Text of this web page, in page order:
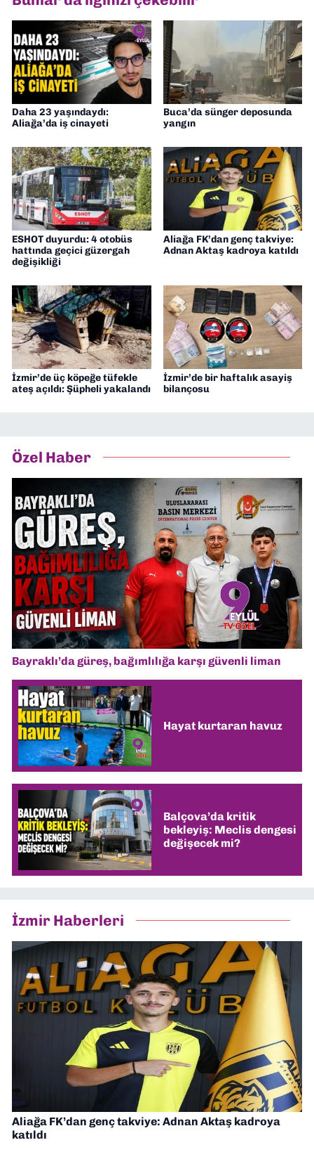
Daha 23 yaşındaydı:
Aliağa’da iş cinayeti
Buca’da sünger deposunda
yangın
ESHOT duyurdu: 4 otobüs
hattında geçici güzergah
değişikliği
Aliağa FK’dan genç takviye:
Adnan Aktaş kadroya katıldı
İzmir’de üç köpeğe tüfekle
ateş açıldı: Şüpheli yakalandı
İzmir’de bir haftalık asayiş
bilançosu
Özel Haber
Bayraklı’da güreş, bağımlılığa karşı güvenli liman
Hayat kurtaran havuz
Balçova’da kritik
bekleyiş: Meclis dengesi
değişecek mi?
İzmir Haberleri
Aliağa FK’dan genç takviye: Adnan Aktaş kadroya
katıldı